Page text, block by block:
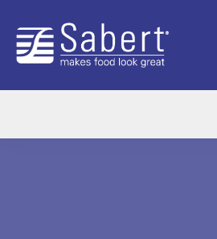
Sabert